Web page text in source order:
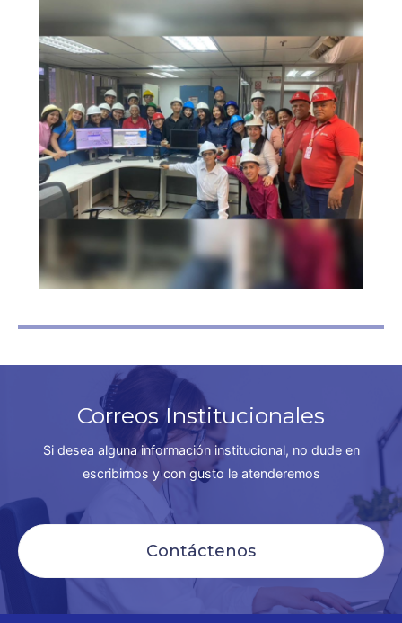
Correos Institucionales
Si desea alguna información institucional, no dude en
escribirnos y con gusto le atenderemos
Contáctenos